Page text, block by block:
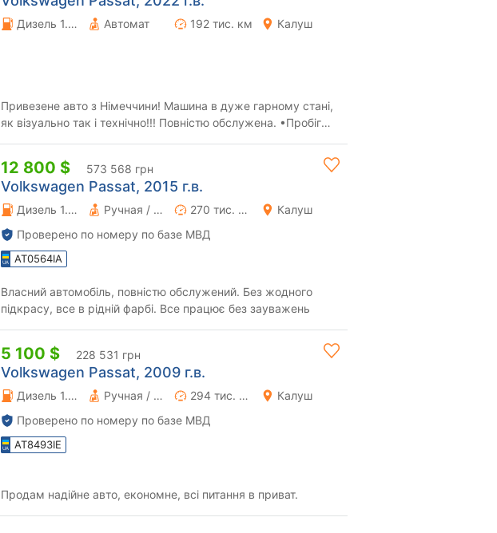
Дизель 1.97 л. Автомат 192 тис. км Калуш
Привезене авто з Німеччини! Машина в дуже гарному стані,
як візуально так і технічно!!! Повністю обслужена. •Пробіг
12 800 $ 573 568 грн
Volkswagen Passat, 2015 г.в.
Дизель 1.97 л. Ручная / Механика 270 тис. км
Калуш
Проверено по номеру по базе МВД
AT0564IA
Власний автомобіль, повністю обслужений. Без жодного
підкрасу, все в рідній фарбі. Все працює без зауважень
5 100 $ 228 531 грн
Volkswagen Passat, 2009 г.в.
Дизель 1.6 л. Ручная / Механика 294 тис. км
Калуш
Проверено по номеру по базе МВД
AT8493IE
Продам надійне авто, економне, всі питання в приват.